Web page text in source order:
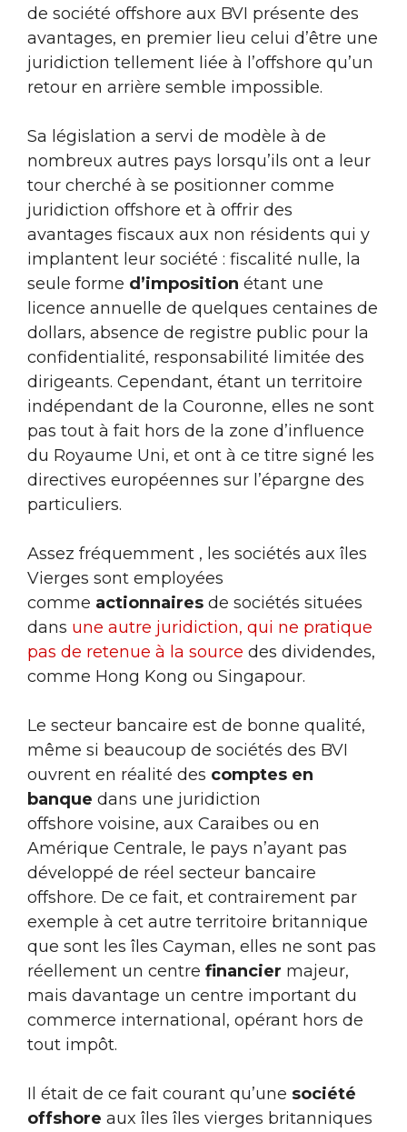
de société offshore aux BVI présente des
avantages, en premier lieu celui d’être une
juridiction tellement liée à l’offshore qu’un
retour en arrière semble impossible.
Sa législation a servi de modèle à de
nombreux autres pays lorsqu’ils ont a leur
tour cherché à se positionner comme
juridiction offshore et à offrir des
avantages fiscaux aux non résidents qui y
implantent leur société : fiscalité nulle, la
seule forme d’imposition étant une
licence annuelle de quelques centaines de
dollars, absence de registre public pour la
confidentialité, responsabilité limitée des
dirigeants. Cependant, étant un territoire
indépendant de la Couronne, elles ne sont
pas tout à fait hors de la zone d’influence
du Royaume Uni, et ont à ce titre signé les
directives européennes sur l’épargne des
particuliers.
Assez fréquemment , les sociétés aux îles
Vierges sont employées
comme actionnaires de sociétés situées
dans une autre juridiction, qui ne pratique
pas de retenue à la source des dividendes,
comme Hong Kong ou Singapour.
Le secteur bancaire est de bonne qualité,
même si beaucoup de sociétés des BVI
ouvrent en réalité des comptes en
banque dans une juridiction
offshore voisine, aux Caraibes ou en
Amérique Centrale, le pays n’ayant pas
développé de réel secteur bancaire
offshore. De ce fait, et contrairement par
exemple à cet autre territoire britannique
que sont les îles Cayman, elles ne sont pas
réellement un centre financier majeur,
mais davantage un centre important du
commerce international, opérant hors de
tout impôt.
Il était de ce fait courant qu’une société
offshore aux îles îles vierges britanniques